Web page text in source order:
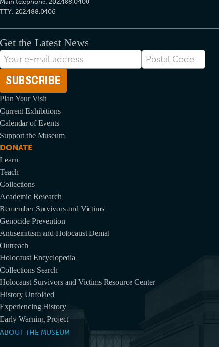
Main telephone: 202.488.0400
TTY: 202.488.0406
Get the Latest News
Correo
electrónico
Postal
Code
Plan Your Visit
Current Exhibitions
Calendar of Events
Support the Museum
DONATE
Learn
Teach
Collections
Academic Research
Remember Survivors and Victims
Genocide Prevention
Antisemitism and Holocaust Denial
Outreach
Holocaust Encyclopedia
Collections Search
Holocaust Survivors and Victims Resource Center
History Unfolded
Experiencing History
Early Warning Project
ABOUT THE MUSEUM